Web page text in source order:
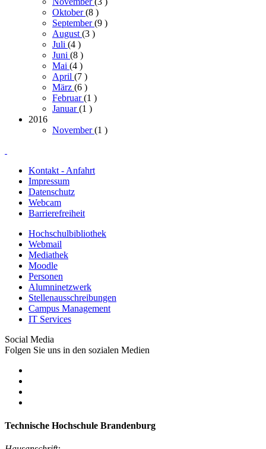
Oktober(8 )
September(9 )
August (3 )
Juli (4 )
Juni (8 )
Mai (4 )
April (7 )
März (6 )
Februar(1 )
Januar(1 )
2016
November(1 )
Kontakt - Anfahrt
Impressum
Datenschutz
Webcam
Barrierefreiheit
Hochschulbibliothek
Webmail
Mediathek
Moodle
Personen
Alumninetzwerk
Stellenausschreibungen
Campus Management
IT Services
Social Media
Folgen Sie uns in den sozialen Medien
Technische Hochschule Brandenburg